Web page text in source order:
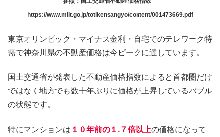
https://www.mlit.go.jp/totikensangyo/content/001473669.pdf
東京オリンピック・マイナス金利・自宅でのテレワーク特
需で神奈川県の不動産価格は今ピークに達しています。
国土交通省が発表した不動産価格指数によると首都圏だけ
ではなく地方でも数十年ぶりに価格が上昇しているバブル
の状態です。
特にマンションは １０年前の１.７倍以上の価格になって